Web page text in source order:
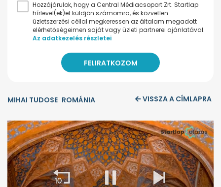
Hozzájárulok, hogy a Central Médiacsoport Zrt. Startlap
hírlevel(ek)et küldjön számomra, és közvetlen
üzletszerzési céllal megkeressen az általam megadott
elérhetőségeimen saját vagy üzleti partnerei ajánlatával.
Az adatkezelés részletei
MIHAI TUDOSE ROMÁNIA VISSZA A CÍMLAPRA